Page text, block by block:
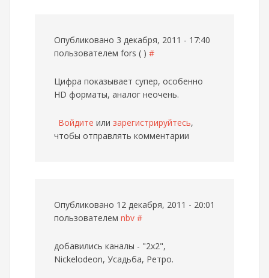
Опубликовано 3 декабря, 2011 - 17:40
пользователем fors ( ) #
Цифра показывает супер, особенно
HD форматы, аналог неочень.
Войдите или зарегистрируйтесь,
чтобы отправлять комментарии
Опубликовано 12 декабря, 2011 - 20:01
пользователем nbv #
добавились каналы - "2х2",
Nickelodeon, Усадьба, Ретро.